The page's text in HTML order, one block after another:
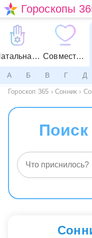
Гороскопы
Натальная карта Совместимость
А Б В Г Д
Гороскоп 365 › Сонник ›